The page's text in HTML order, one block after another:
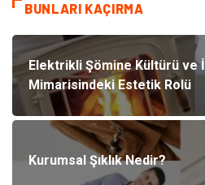
BUNLARI KAÇIRMA
Elektrikli Şömine Kültürü ve
Mimarisindeki Estetik Rolü
Kurumsal Şıklık Nedir?